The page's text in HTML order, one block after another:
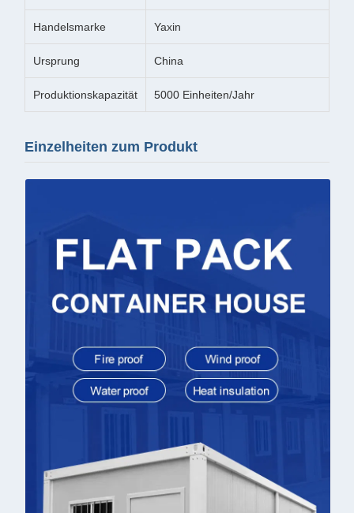
Handelsmarke Yaxin
Ursprung China
Produktionskapazität 5000 Einheiten/Jahr
Einzelheiten zum Produkt